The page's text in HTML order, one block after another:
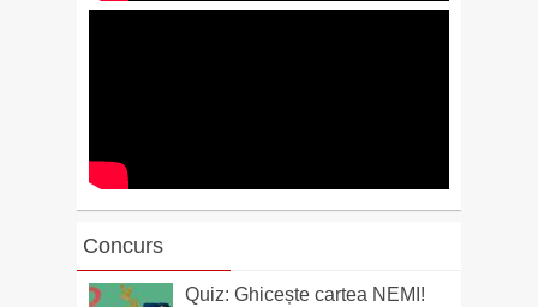
Concurs
Quiz: Ghicește cartea NEMI!